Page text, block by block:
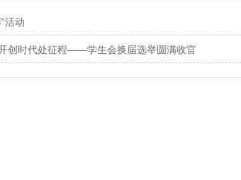
活动
创时代处征程——学生会换届选举圆满收官